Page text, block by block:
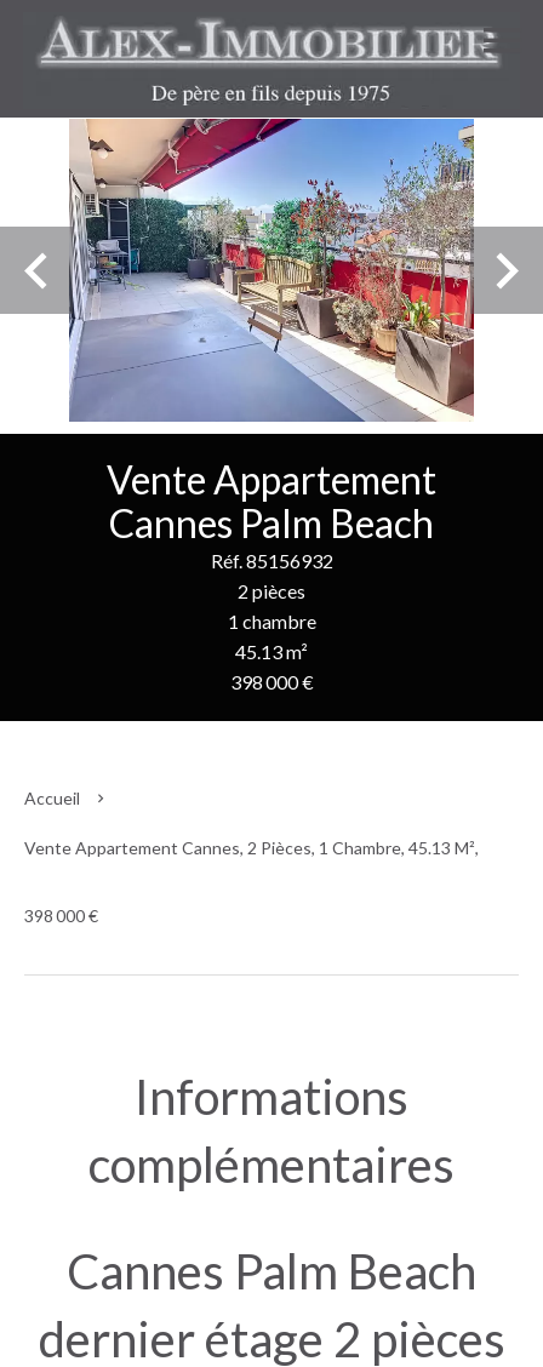
Vente Appartement
Cannes Palm Beach
Réf. 85156932
2 pièces
1 chambre
45.13 m²
398 000 €
Accueil
Vente Appartement Cannes, 2 Pièces, 1 Chambre, 45.13 M²,
398 000 €
Informations
complémentaires
Cannes Palm Beach
dernier étage 2 pièces